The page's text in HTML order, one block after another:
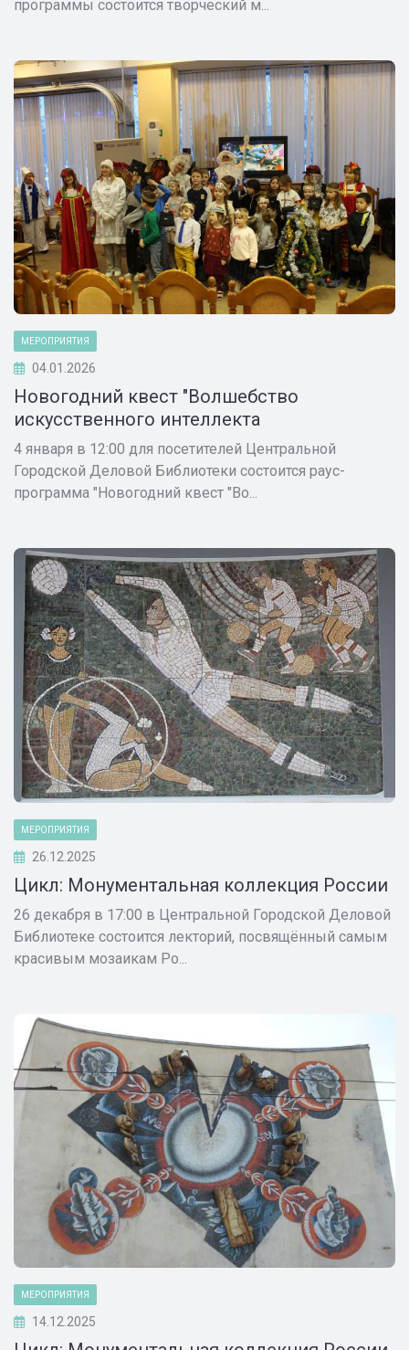
программы состоится творческий м...
МЕРОПРИЯТИЯ
04.01.2026
Новогодний квест "Волшебство
искусственного интеллекта
4 января в 12:00 для посетителей Центральной
Городской Деловой Библиотеки состоится раус-
программа "Новогодний квест "Во...
МЕРОПРИЯТИЯ
26.12.2025
Цикл: Монументальная коллекция России
26 декабря в 17:00 в Центральной Городской Деловой
Библиотеке состоится лекторий, посвящённый самым
красивым мозаикам Ро...
МЕРОПРИЯТИЯ
14.12.2025